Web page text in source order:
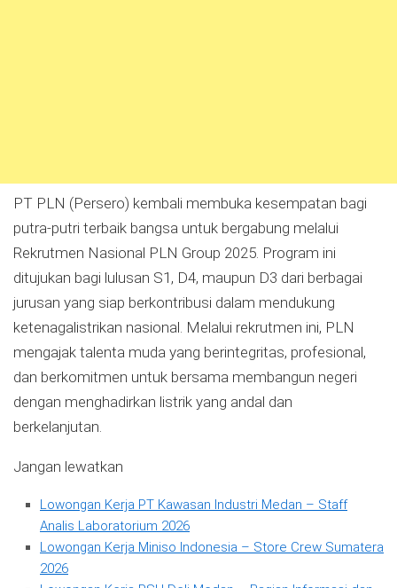
PT PLN (Persero) kembali membuka kesempatan bagi
putra-putri terbaik bangsa untuk bergabung melalui
Rekrutmen Nasional PLN Group 2025. Program ini
ditujukan bagi lulusan S1, D4, maupun D3 dari berbagai
jurusan yang siap berkontribusi dalam mendukung
ketenagalistrikan nasional. Melalui rekrutmen ini, PLN
mengajak talenta muda yang berintegritas, profesional,
dan berkomitmen untuk bersama membangun negeri
dengan menghadirkan listrik yang andal dan
berkelanjutan.
Jangan lewatkan
Lowongan Kerja PT Kawasan Industri Medan – Staff
Analis Laboratorium 2026
Lowongan Kerja Miniso Indonesia – Store Crew Sumatera
2026